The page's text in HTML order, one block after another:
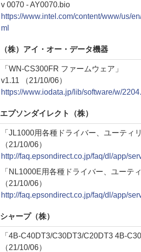
v 0070 - AY0070.bio
https://www.intel.com/content/www/us/
ml
（株）アイ・オー・データ機器
「WN-CS300FR ファームウェア」
v1.11 （21/10/06）
https://www.iodata.jp/lib/software/w/
エプソンダイレクト（株）
「JL1000用各種ドライバー、ユーティ
（21/10/06）
http://faq.epsondirect.co.jp/faq/dl/app/
「NL1000E用各種ドライバー、ユーテ
（21/10/06）
http://faq.epsondirect.co.jp/faq/dl/app/
シャープ（株）
「4B-C40DT3/C30DT3/C20DT3 4B-
（21/10/06）